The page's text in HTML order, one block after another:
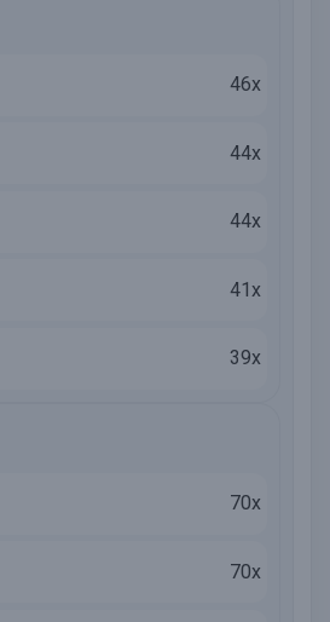
46x
44x
44x
41x
39x
70x
70x